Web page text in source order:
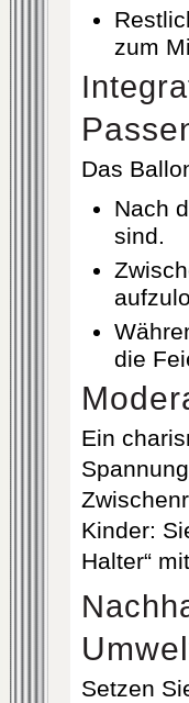
zum
Das
Nach
sind.
die
Ein
Kinder:
Halter“
Setzen